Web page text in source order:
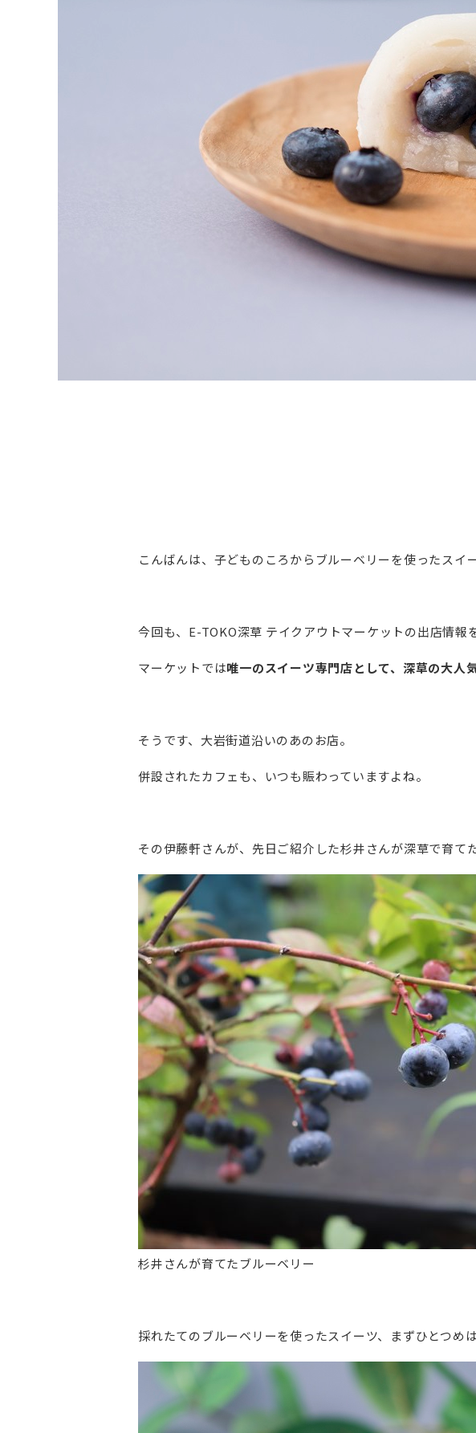
こんばんは、子どものころからブルーベリーを使ったスイ
今回も、E-TOKO深草 テイクアウトマーケットの出店情報
マーケットでは唯一のスイーツ専門店として、深草の大人
そうです、大岩街道沿いのあのお店。
併設されたカフェも、いつも賑わっていますよね。
その伊藤軒さんが、 先日ご紹介した杉井さんが深草で育て
杉井さんが育てたブルーベリー
採れたてのブルーベリーを使ったスイーツ、まずひとつめ